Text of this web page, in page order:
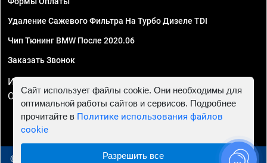
Удаление Сажевого Фильтра На Турбо Дизеле TDI
Чип Тюнинг BMW После 2020.06
Заказать Звонок
ИП Смирнов Георгий Павлович. ИНН 781302555843,
ОГРНИП 324470400032610
© 2010 - 2026 Чип тюнинг в Тюмени - Автосервис "Евро
Сайт использует файлы cookie. Они необходимы для
оптимальной работы сайтов и сервисов. Подробнее
прочитайте в Политике использования файлов
cookie
Разрешить все